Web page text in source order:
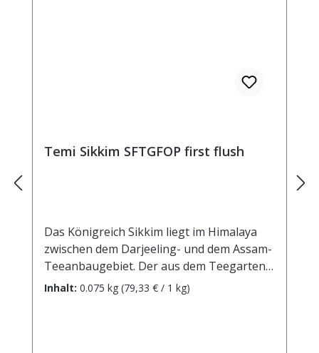
Temi Sikkim SFTGFOP first flush
Das Königreich Sikkim liegt im Himalaya
zwischen dem Darjeeling- und dem Assam-
Teeanbaugebiet. Der aus dem Teegarten
Temi stammende First Flush hat einen
Inhalt: 0.075 kg (79,33 € / 1 kg)